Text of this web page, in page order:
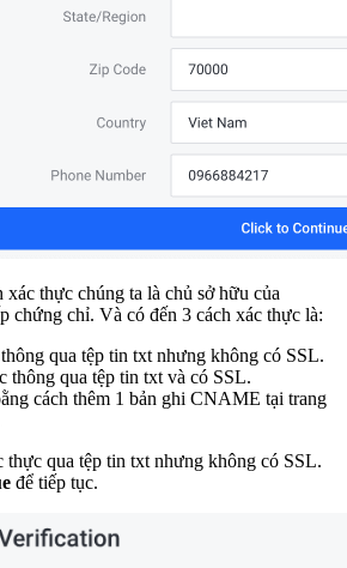
thực chúng ta là chủ sở hữu của
chứng chỉ. Và có đến 3 cách xác thực là:
qua tệp tin txt nhưng không có SSL.
thông qua tệp tin txt và có SSL.
cách thêm 1 bản ghi CNAME tại trang
thực qua tệp tin txt nhưng không có SSL.
để tiếp tục.